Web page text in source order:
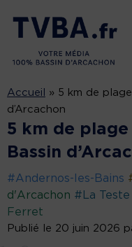
Accueil » 5 km de
d’Arcachon
5 km de
Bassin
#Andernos-les-Bains
d'Arcachon #La
Ferret
Publié le 20 juin 2026